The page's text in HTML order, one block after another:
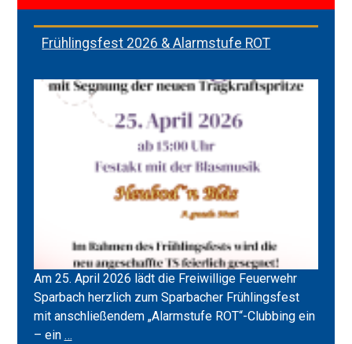
Frühlingsfest 2026 & Alarmstufe ROT
Am 25. April 2026 lädt die Freiwillige Feuerwehr
Sparbach herzlich zum Sparbacher Frühlingsfest
mit anschließendem „Alarmstufe ROT“-Clubbing ein
– ein …Frühlingsfest